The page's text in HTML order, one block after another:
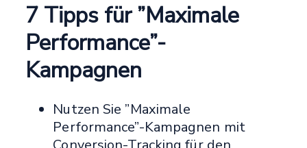
7 Tipps für ”Maximale
Performance”-
Kampagnen
Nutzen Sie ”Maximale
Performance”-Kampagnen mit